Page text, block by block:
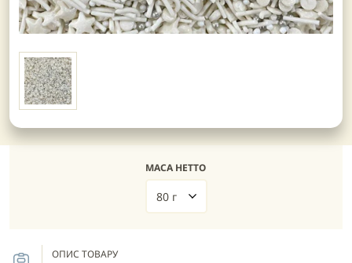
МАСА НЕТТО
80 г
ОПИС ТОВАРУ